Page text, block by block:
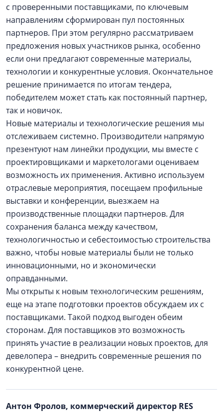
с проверенными поставщиками, по ключевым
направлениям сформирован пул постоянных
партнеров. При этом регулярно рассматриваем
предложения новых участников рынка, особенно
если они предлагают современные материалы,
технологии и конкурентные условия. Окончательное
решение принимается по итогам тендера,
победителем может стать как постоянный партнер,
так и новичок.
Новые материалы и технологические решения мы
отслеживаем системно. Производители напрямую
презентуют нам линейки продукции, мы вместе с
проектировщиками и маркетологами оцениваем
возможность их применения. Активно используем
отраслевые мероприятия, посещаем профильные
выставки и конференции, выезжаем на
производственные площадки партнеров. Для
сохранения баланса между качеством,
технологичностью и себестоимостью строительства
важно, чтобы новые материалы были не только
инновационными, но и экономически
оправданными.
Мы открыты к новым технологическим решениям,
еще на этапе подготовки проектов обсуждаем их с
поставщиками. Такой подход выгоден обеим
сторонам. Для поставщиков это возможность
принять участие в реализации новых проектов, для
девелопера – внедрить современные решения по
конкурентной цене.
Антон Фролов, коммерческий директор RES